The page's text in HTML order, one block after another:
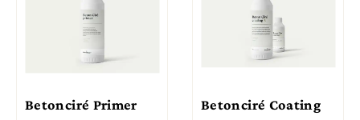
Betonciré Primer
Betonciré Coating